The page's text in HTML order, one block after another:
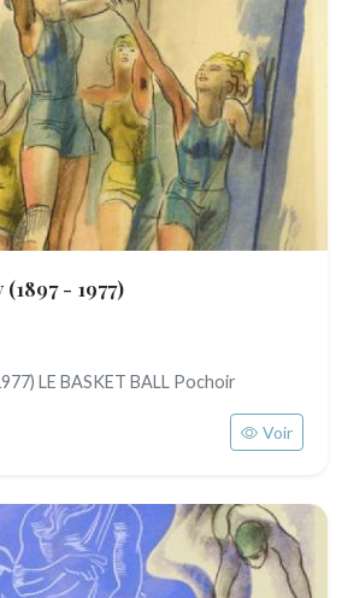
(1897 - 1977)
LE BASKET BALL Pochoir
Voir